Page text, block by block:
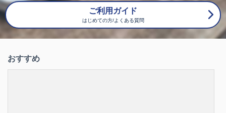
り、いずれも、部課長、スタッフ、職組長、職場第一線
の方々全てにご満足いただける講演と思われます。
ています。
ぜひこの機会に本フォーラムに参加され、他業界、他社
ご利用ガイド
はじめての方/よくある質問
おすすめ